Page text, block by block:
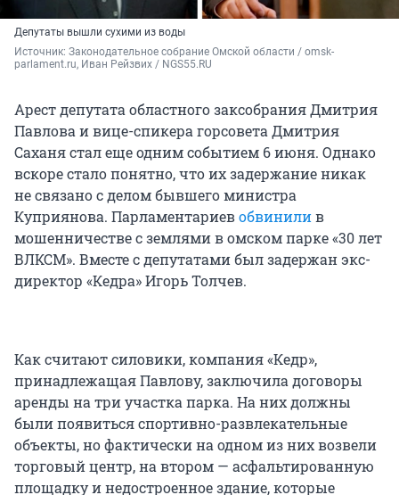
Депутаты вышли сухими из воды
Источник: Законодательное собрание Омской области / omsk-
parlament.ru, Иван Рейзвих / NGS55.RU
Арест депутата областного заксобрания Дмитрия
Павлова и вице-спикера горсовета Дмитрия
Саханя стал еще одним событием 6 июня. Однако
вскоре стало понятно, что их задержание никак
не связано с делом бывшего министра
Куприянова. Парламентариевобвинилив
мошенничестве с землями в омском парке «30 лет
ВЛКСМ». Вместе с депутатами был задержан экс-
директор «Кедра» Игорь Толчев.
Как считают силовики, компания «Кедр»,
принадлежащая Павлову, заключила договоры
аренды на три участка парка. На них должны
были появиться спортивно-развлекательные
объекты, но фактически на одном из них возвели
торговый центр, на втором — асфальтированную
площадку и недостроенное здание, которые